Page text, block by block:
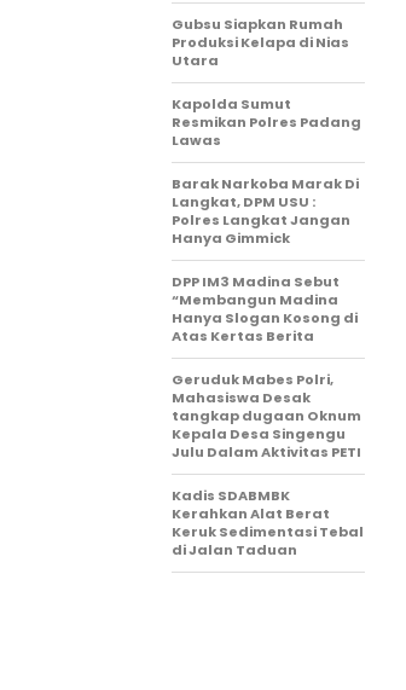
Gubsu Siapkan Rumah
Produksi Kelapa di Nias
Utara
Kapolda Sumut
Resmikan Polres Padang
Lawas
Barak Narkoba Marak Di
Langkat, DPM USU :
Polres Langkat Jangan
Hanya Gimmick
DPP IM3 Madina Sebut
“Membangun Madina
Hanya Slogan Kosong di
Atas Kertas Berita
Geruduk Mabes Polri,
Mahasiswa Desak
tangkap dugaan Oknum
Kepala Desa Singengu
Julu Dalam Aktivitas PETI
Kadis SDABMBK
Kerahkan Alat Berat
Keruk Sedimentasi Tebal
di Jalan Taduan